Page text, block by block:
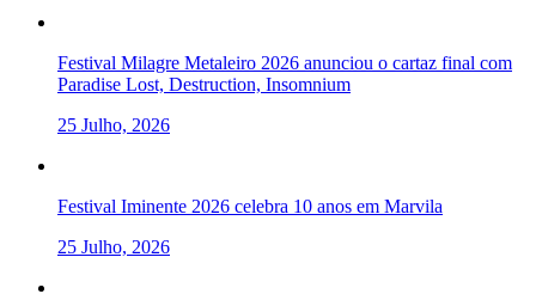
Festival Milagre Metaleiro 2026 anunciou o cartaz final com
Paradise Lost, Destruction, Insomnium
25 Julho, 2026
Festival Iminente 2026 celebra 10 anos em Marvila
25 Julho, 2026